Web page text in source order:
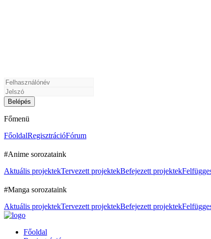
Főmenü
FőoldalRegisztrációFórum
#Anime sorozataink
Aktuális projektekTervezett projektekBefejezett projektek
#Manga sorozataink
Aktuális projektekTervezett projektekBefejezett projektek
Főoldal